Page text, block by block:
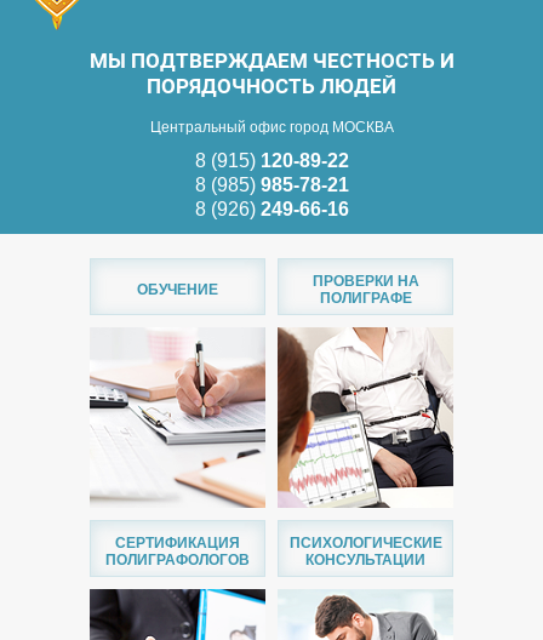
МЫ ПОДТВЕРЖДАЕМ ЧЕСТНОСТЬ И
ПОРЯДОЧНОСТЬ ЛЮДЕЙ
Центральный офис город МОСКВА
8 (915) 120-89-22
8 (985) 985-78-21
8 (926) 249-66-16
ОБУЧЕНИЕ
ПРОВЕРКИ НА
ПОЛИГРАФЕ
СЕРТИФИКАЦИЯ
ПОЛИГРАФОЛОГОВ
ПСИХОЛОГИЧЕСКИЕ
КОНСУЛЬТАЦИИ